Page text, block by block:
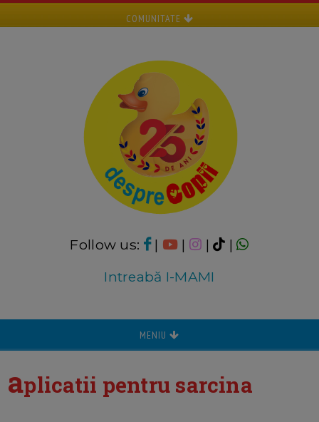
COMUNITATE
Follow us: | | |
|
Intreabă I-MAMI
MENIU
aplicatii pentru sarcina